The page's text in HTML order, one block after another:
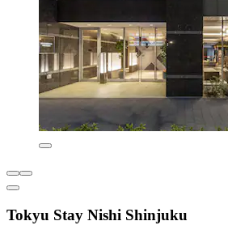
Tokyu Stay Nishi Shinjuku